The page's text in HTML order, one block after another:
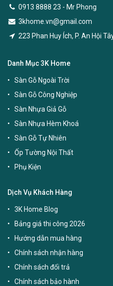
091 8888 473 - Ms Phương Anh
0913 8888 23 - Mr Phong
3khome.vn@gmail.com
Danh Mục 3K Home
Sàn Gỗ Ngoài Trời
Sàn Gỗ Công Nghiệp
Sàn Nhựa Giả Gỗ
Sàn Nhựa Hèm Khoá
Sàn Gỗ Tự Nhiên
Ốp Tường Nội Thất
Dịch Vụ Khách Hàng
3K Home Blog
Bảng giá thi công 2026
Hướng dẫn mua hàng
Chính sách nhận hàng
Chính sách đổi trả